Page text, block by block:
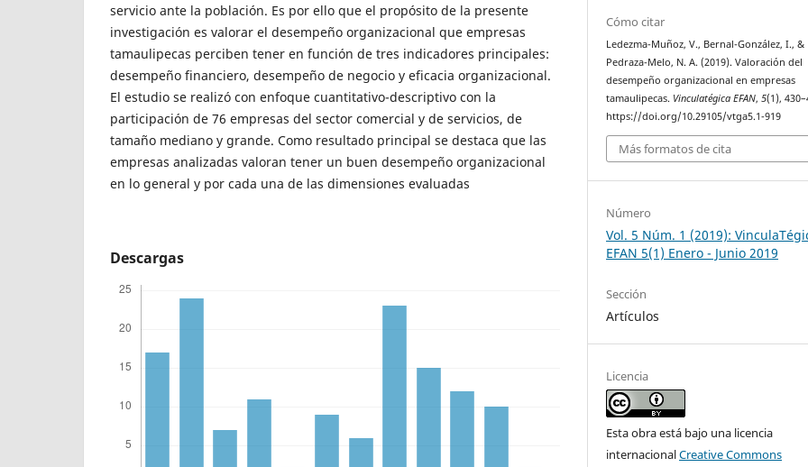
servicio ante la población. Es por ello que el propósito de la presente
investigación es valorar el desempeño organizacional que empresas
tamaulipecas perciben tener en función de tres indicadores principales:
desempeño financiero, desempeño de negocio y eficacia organizacional.
El estudio se realizó con enfoque cuantitativo-descriptivo con la
participación de 76 empresas del sector comercial y de servicios, de
tamaño mediano y grande. Como resultado principal se destaca que las
empresas analizadas valoran tener un buen desempeño organizacional
en lo general y por cada una de las dimensiones evaluadas
Descargas
Cómo citar
Ledezma-Muñoz, V., Bernal-González, I., &
Pedraza-Melo, N. A. (2019). Valoración del
desempeño organizacional en empresas
tamaulipecas. Vinculatégica EFAN,5(1),
https://doi.org/10.29105/vtga5.1-919
Más formatos de cita
Número
Vol. 5 Núm. 1 (2019):
EFAN 5(1) Enero - Junio 2019
Sección
Artículos
Licencia
Esta obra está bajo una licencia
internacionalCreative Commons